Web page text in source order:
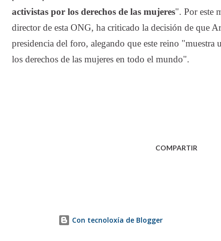
activistas por los derechos de las mujeres". Por este
director de esta ONG, ha criticado la decisión de que
presidencia del foro, alegando que este reino "muestra
los derechos de las mujeres en todo el mundo".
COMPARTIR
Con tecnoloxía de Blogger